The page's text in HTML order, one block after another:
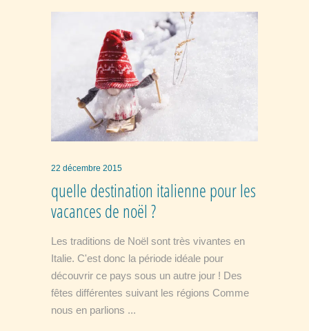
22 décembre 2015
quelle destination italienne pour les
vacances de noël ?
Les traditions de Noël sont très vivantes en
Italie. C'est donc la période idéale pour
découvrir ce pays sous un autre jour ! Des
fêtes différentes suivant les régions Comme
nous en parlions